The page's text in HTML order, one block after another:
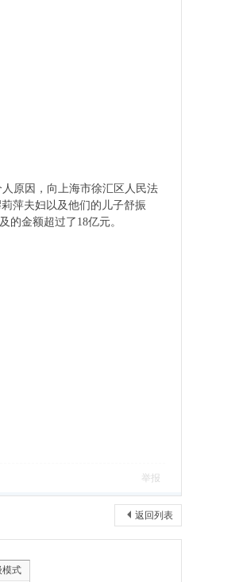
原因，向上海市徐汇区人民法
萍夫妇以及他们的儿子舒振
的金额超过了18亿元。
举报
返回列表
模式